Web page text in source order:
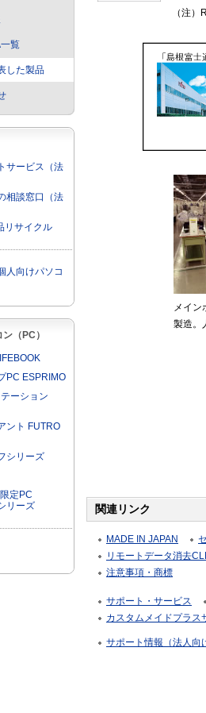
覧
した製品
サービス（法
相談窓口（法
リサイクル
人向けパソコ
（PC）
PC ESPRIMO
ーション
ント FUTRO
シリーズ
定PC
リーズ
（注）
メイン
製造。
関連リンク
MADE IN JAPAN
リモートデータ消去
注意事項・商標
サポート・サービス
カスタムメイドプラス
サポート情報（法人向